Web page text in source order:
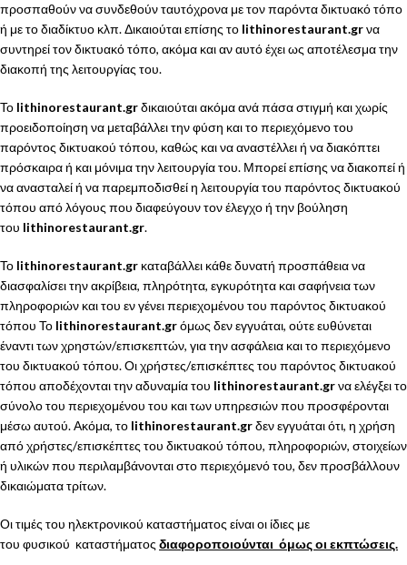
προσπαθούν να συνδεθούν ταυτόχρονα με τον παρόντα δικτυακό τόπο
ή με το διαδίκτυο κλπ. Δικαιούται επίσης το lithinorestaurant.grνα
συντηρεί τον δικτυακό τόπο, ακόμα και αν αυτό έχει ως αποτέλεσμα την
διακοπή της λειτουργίας του.
Το lithinorestaurant.grδικαιούται ακόμα ανά πάσα στιγμή και χωρίς
προειδοποίηση να μεταβάλλει την φύση και το περιεχόμενο του
παρόντος δικτυακού τόπου, καθώς και να αναστέλλει ή να διακόπτει
πρόσκαιρα ή και μόνιμα την λειτουργία του. Μπορεί επίσης να διακοπεί ή
να ανασταλεί ή να παρεμποδισθεί η λειτουργία του παρόντος δικτυακού
τόπου από λόγους που διαφεύγουν τον έλεγχο ή την βούληση
του lithinorestaurant.gr.
Το lithinorestaurant.gr καταβάλλει κάθε δυνατή προσπάθεια να
διασφαλίσει την ακρίβεια, πληρότητα, εγκυρότητα και σαφήνεια των
πληροφοριών και του εν γένει περιεχομένου του παρόντος δικτυακού
τόπου Το lithinorestaurant.grόμως δεν εγγυάται, ούτε ευθύνεται
έναντι των χρηστών/επισκεπτών, για την ασφάλεια και το περιεχόμενο
του δικτυακού τόπου. Οι χρήστες/επισκέπτες του παρόντος δικτυακού
τόπου αποδέχονται την αδυναμία του lithinorestaurant.grνα ελέγξει το
σύνολο του περιεχομένου του και των υπηρεσιών που προσφέρονται
μέσω αυτού. Ακόμα, το lithinorestaurant.grδεν εγγυάται ότι, η χρήση
από χρήστες/επισκέπτες του δικτυακού τόπου, πληροφοριών, στοιχείων
ή υλικών που περιλαμβάνονται στο περιεχόμενό του, δεν προσβάλλουν
δικαιώματα τρίτων.
Οι τιμές του ηλεκτρονικού καταστήματος είναι οι ίδιες με
του φυσικού καταστήματος διαφοροποιούνται όμως οι εκπτώσεις.